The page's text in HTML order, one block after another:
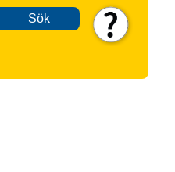
Sök